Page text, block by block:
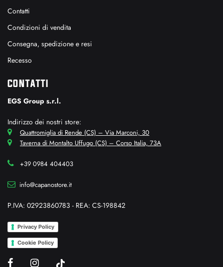
Contatti
Condizioni di vendita
Consegna, spedizione e resi
Recesso
CONTATTI
EGS Group s.r.l.
Indirizzo dei nostri store:
Quattromiglia di Rende (CS) – Via Marconi, 30
Taverna di Montalto Uffugo (CS) – Corso Italia, 73A
+39 0984 404403
info@capanostore.it
P.IVA: 02923860783 - REA: CS-198842
Privacy Policy
Cookie Policy